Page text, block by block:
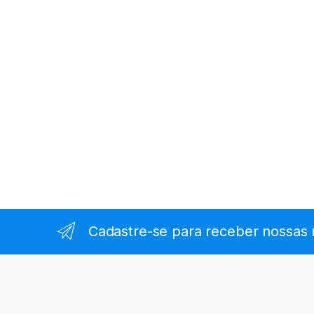
Cadastre-se para receber nossas